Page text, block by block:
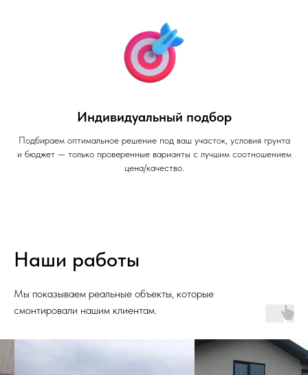
Индивидуальный подбор
Подбираем оптимальное решение под ваш участок, условия грунта
и бюджет — только проверенные варианты с лучшим соотношением
цена/качество.
Наши работы
Мы показываем реальные объекты, которые
смонтировали нашим клиентам.